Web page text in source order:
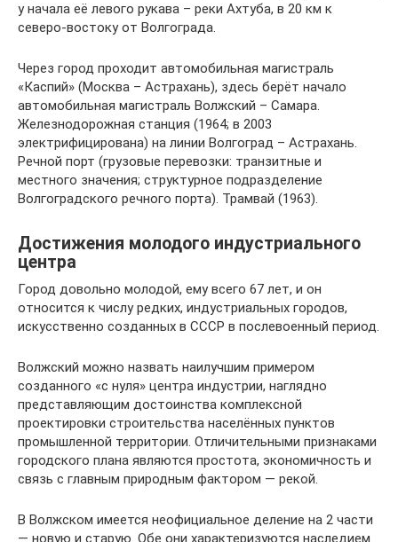
у начала её левого рукава – реки Ахтуба, в 20 км к
северо-востоку от Волгограда.
Через город проходит автомобильная магистраль
«Каспий» (Москва – Астрахань), здесь берёт начало
автомобильная магистраль Волжский – Самара.
Железнодорожная станция (1964; в 2003
электрифицирована) на линии Волгоград – Астрахань.
Речной порт (грузовые перевозки: транзитные и
местного значения; структурное подразделение
Волгоградского речного порта). Трамвай (1963).
Достижения молодого индустриального
центра
Город довольно молодой, ему всего 67 лет, и он
относится к числу редких, индустриальных городов,
искусственно созданных в СССР в послевоенный период.
Волжский можно назвать наилучшим примером
созданного «с нуля» центра индустрии, наглядно
представляющим достоинства комплексной
проектировки строительства населённых пунктов
промышленной территории. Отличительными признаками
городского плана являются простота, экономичность и
связь с главным природным фактором — рекой.
В Волжском имеется неофициальное деление на 2 части
— новую и старую. Обе они характеризуются наследием